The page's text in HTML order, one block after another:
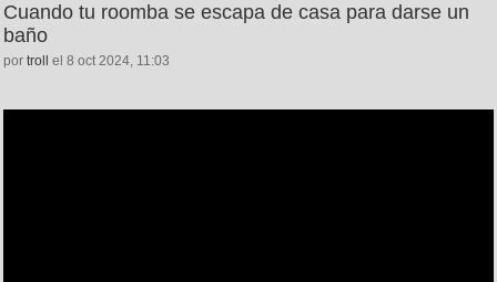
Cuando tu roomba se escapa de casa para darse un
baño
por troll el 8 oct 2024, 11:03